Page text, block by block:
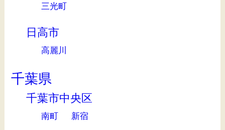
三光町
日高市
高麗川
千葉県
千葉市中央区
南町 新宿